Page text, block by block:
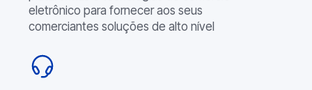
eletrônico para fornecer aos seus
comerciantes soluções de alto nível